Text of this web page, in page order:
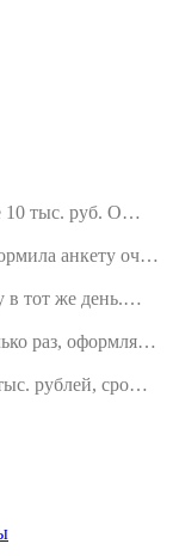
10 тыс. руб. О…
анкету оч…
в тот же день.…
раз, оформля…
рублей, сро…